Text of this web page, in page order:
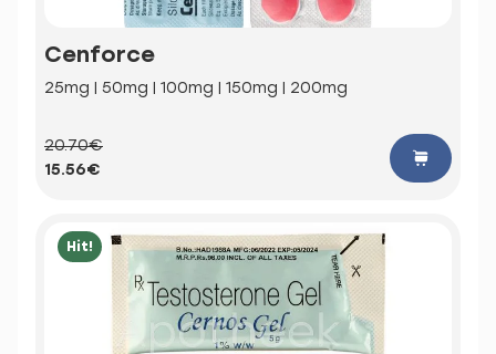
Cenforce
25mg | 50mg | 100mg | 150mg | 200mg
20.70€
15.56€
Hit!